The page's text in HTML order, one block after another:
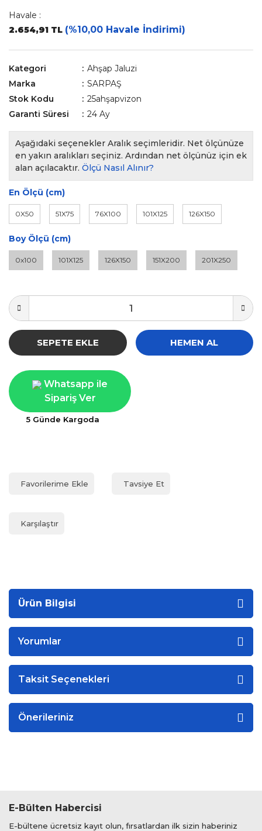
Havale :
2.654,91 TL (%10,00 Havale İndirimi)
Kategori
Ahşap Jaluzi
Marka
SARPAŞ
Stok Kodu
25ahşapvizon
Garanti Süresi
24 Ay
Aşağıdaki seçenekler Aralık seçimleridir. Net ölçünüze
en yakın aralıkları seçiniz. Ardından net ölçünüz için ek
alan açılacaktır. Ölçü Nasıl Alınır?
En Ölçü (cm)
0X50 51X75 76X100 101X125 126X150
Boy Ölçü (cm)
0x100 101X125 126X150 151X200 201X250
SEPETE EKLE HEMEN AL
Whatsapp ile
Sipariş Ver
5 Günde Kargoda
Tavsiye Et
Karşılaştır
Ürün Bilgisi
Yorumlar
Taksit Seçenekleri
Önerileriniz
E-Bülten Habercisi
E-bültene ücretsiz kayıt olun, fırsatlardan ilk sizin haberiniz